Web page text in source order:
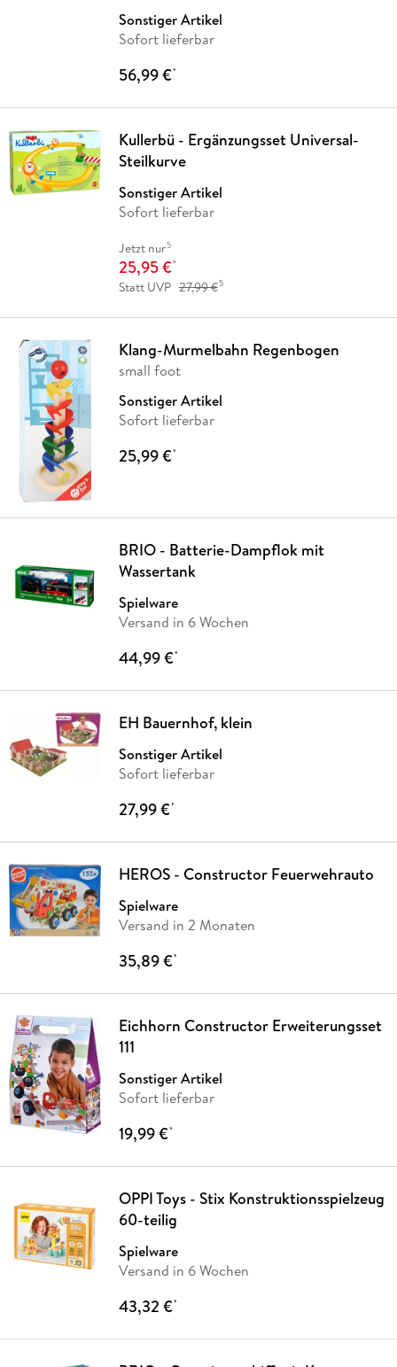
Sonstiger Artikel
Sofort lieferbar
56,99 €*
Kullerbü - Ergänzungsset Universal-
Steilkurve
Sonstiger Artikel
Sofort lieferbar
Jetzt nur5
25,95 €*
Statt UVP 27,99 €5
Klang-Murmelbahn Regenbogen
small foot
Sonstiger Artikel
Sofort lieferbar
25,99 €*
BRIO - Batterie-Dampflok mit
Wassertank
Spielware
Versand in 6 Wochen
44,99 €*
EH Bauernhof, klein
Sonstiger Artikel
Sofort lieferbar
27,99 €*
HEROS - Constructor Feuerwehrauto
Spielware
Versand in 2 Monaten
35,89 €*
Eichhorn Constructor Erweiterungsset
111
Sonstiger Artikel
Sofort lieferbar
19,99 €*
OPPI Toys - Stix Konstruktionsspielzeug
60-teilig
Spielware
Versand in 6 Wochen
43,32 €*